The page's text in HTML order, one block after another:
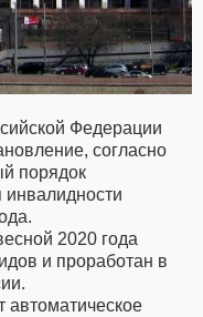
Федерации
согласно
порядок
2020 года
и проработан в
автоматическое